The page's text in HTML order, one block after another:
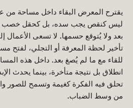
يقترح المعرض البقاء داخل مساحة من
ليس كنقص يجب سده، بل كحقل خصب
بعد ولا يُتوقع حسمها. لا تسعى الأعمال
تأخير لحظة المعرفة أو التجلي، لفتح
للقاء مع ما لم يُصغ بعد. داخل هذه
انطلاق بل نتيجة متأخرة، بينما يحدث
تحلق فيه الفكرة كغيمة وتسمح للصور
من وسط الضباب.